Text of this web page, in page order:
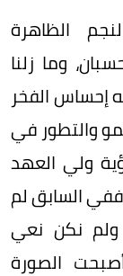
الظاهرة
وما زلنا
إحساس الفخر
والتطور في
ولي العهد
السابق لم
ولم نكن نعي
الصورة